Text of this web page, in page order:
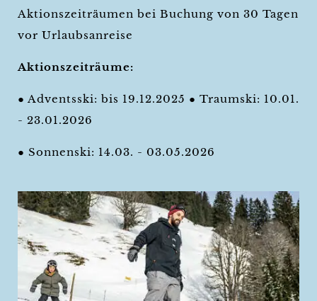
Aktionszeiträumen bei Buchung von 30 Tagen
vor Urlaubsanreise
Aktionszeiträume:
● Adventsski: bis 19.12.2025 ● Traumski: 10.01.
- 23.01.2026
● Sonnenski: 14.03. - 03.05.2026